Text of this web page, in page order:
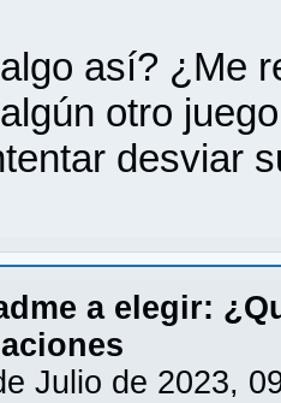
así? ¿Me
otro
desviar
a elegir:
Julio de 2023,